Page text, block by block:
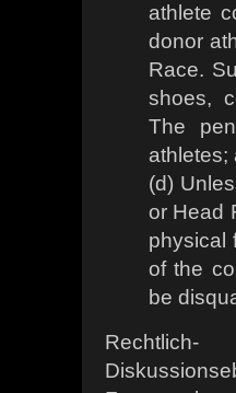
athlete
donor
Race.
shoes,
The
athletes;
(d)
or Head
physical
of the
be